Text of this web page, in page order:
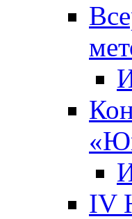
IV